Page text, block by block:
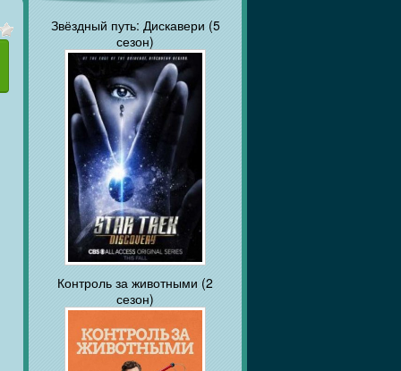
Звёздный путь: Дискавери (5
сезон)
Контроль за животными (2
сезон)